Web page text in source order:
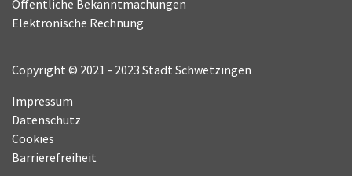
Öffentliche Bekanntmachungen
Elektronische Rechnung
Copyright © 2021 - 2023 Stadt Schwetzingen
Impressum
Datenschutz
Cookies
Barrierefreiheit